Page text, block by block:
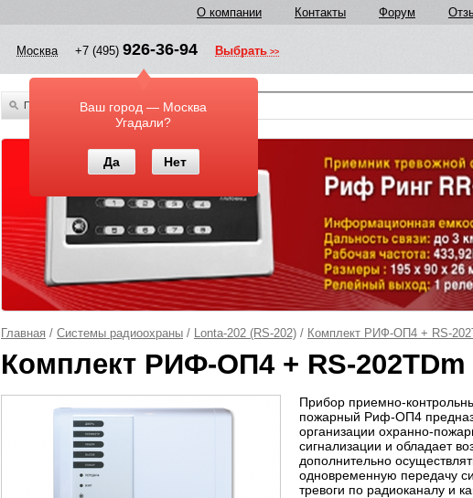
О компании Контакты Форум
Москва +7 (495) 926-36-94
Ваш город — Москва
Угадали?
Да Нет
Выбрать
По всему каталогу
Главная / Системы радиоохраны / Lonta-202 (RS-202) / Комплект РИФ-ОП4 + RS-
Комплект РИФ-ОП4 + RS-202TDm
Прибор приемно-
пожарный Риф-ОП4
организации охранно-
сигнализации и обладает
дополнительно
одновременную передачу
тревоги по радиоканалу и